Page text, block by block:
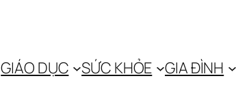
GIÁO DỤC SỨC KHỎE GIA ĐÌNH